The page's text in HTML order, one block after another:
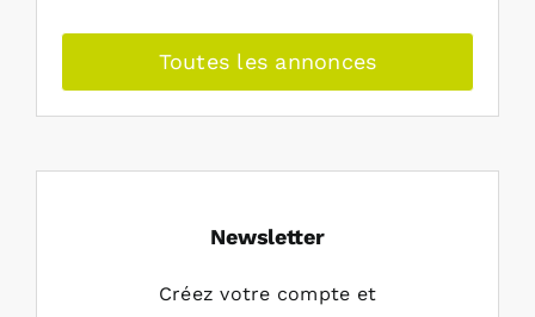
Toutes les annonces
Newsletter
Créez votre compte et